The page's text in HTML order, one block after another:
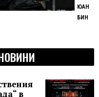
и
На
много
страни
ЮАН
БИН
в